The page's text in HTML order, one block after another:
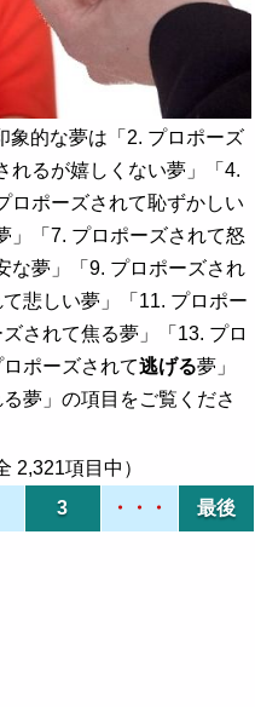
象的な夢は「2. プロポーズ
れるが嬉しくない夢」「4.
ロポーズされて恥ずかしい
」「7. プロポーズされて怒
な夢」「9. プロポーズされ
悲しい夢」「11. プロポー
されて焦る夢」「13. プロ
ポーズされて逃げる夢」
夢」の項目をご覧くださ
2,321項目中）
3 ・・・ 最後